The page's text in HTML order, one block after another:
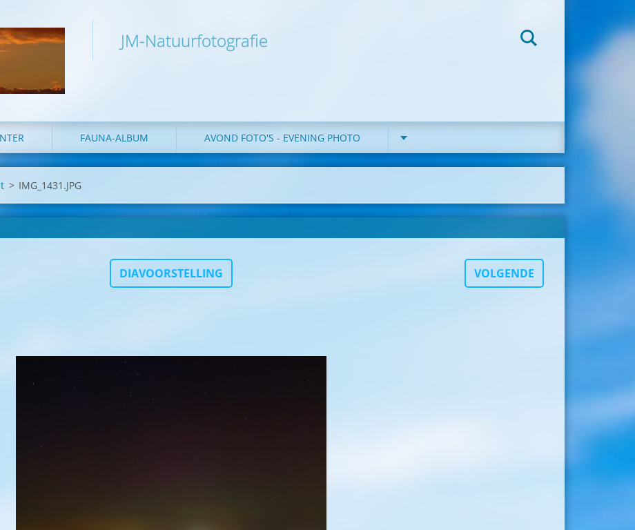
JM-Natuurfotografie
FAUNA-ALBUM AVOND FOTO'S - EVENING PHOTO
> IMG_1431.JPG
DIAVOORSTELLING VOLGENDE